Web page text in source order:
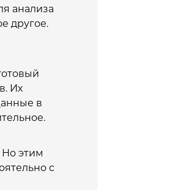
анализа
другое.
Их
в
Но этим
с